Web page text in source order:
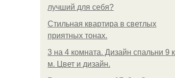
лучший для себя?
Стильная квартира в светлых
приятных тонах.
3 на 4 комната. Дизайн спальни 9
м. Цвет и дизайн.